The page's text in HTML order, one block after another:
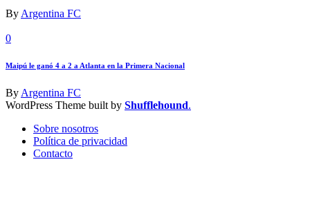
By Argentina FC
0
Maipú le ganó 4 a 2 a Atlanta en la Primera Nacional
ByArgentina FC
WordPress Theme built by Shufflehound.
Sobre nosotros
Política de privacidad
Contacto